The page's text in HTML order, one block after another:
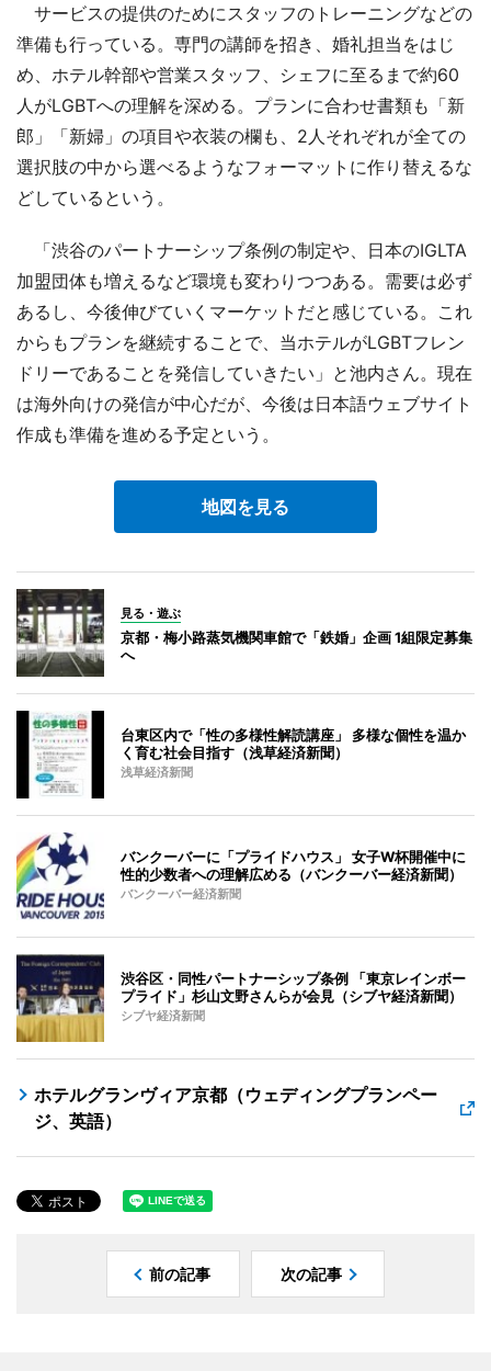
サービスの提供のためにスタッフのトレーニングなどの
準備も行っている。専門の講師を招き、婚礼担当をはじ
め、ホテル幹部や営業スタッフ、シェフに至るまで約60
人がLGBTへの理解を深める。プランに合わせ書類も「新
郎」「新婦」の項目や衣装の欄も、2人それぞれが全ての
選択肢の中から選べるようなフォーマットに作り替えるな
どしているという。
「渋谷のパートナーシップ条例の制定や、日本のIGLTA
加盟団体も増えるなど環境も変わりつつある。需要は必ず
あるし、今後伸びていくマーケットだと感じている。これ
からもプランを継続することで、当ホテルがLGBTフレン
ドリーであることを発信していきたい」と池内さん。現在
は海外向けの発信が中心だが、今後は日本語ウェブサイト
作成も準備を進める予定という。
地図を見る
見る・遊ぶ
京都・梅小路蒸気機関車館で「鉄婚」企画 1組限定募集
へ
台東区内で「性の多様性解読講座」 多様な個性を温か
く育む社会目指す（浅草経済新聞）
浅草経済新聞
バンクーバーに「プライドハウス」 女子W杯開催中に
性的少数者への理解広める（バンクーバー経済新聞）
バンクーバー経済新聞
渋谷区・同性パートナーシップ条例 「東京レインボー
プライド」杉山文野さんらが会見（シブヤ経済新聞）
シブヤ経済新聞
ホテルグランヴィア京都（ウェディングプランペー
ジ、英語）
前の記事 次の記事